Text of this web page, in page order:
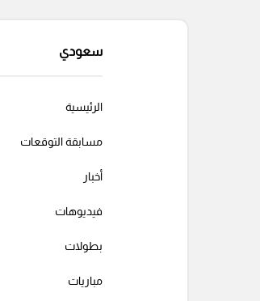
سعودي
الرئيسية
مسابقة التوقعات
أخبار
فيديوهات
بطولات
مباريات